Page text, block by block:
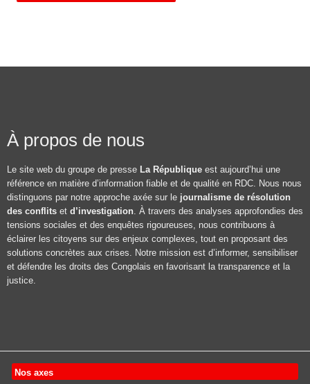
À propos de nous
Le site web du groupe de presse La République est aujourd’hui une
référence en matière d’information fiable et de qualité en RDC. Nous nous
distinguons par notre approche axée sur le journalisme de résolution
des conflits et d’investigation. À travers des analyses approfondies des
tensions sociales et des enquêtes rigoureuses, nous contribuons à
éclairer les citoyens sur des enjeux complexes, tout en proposant des
solutions concrètes aux crises. Notre mission est d’informer, sensibiliser
et défendre les droits des Congolais en favorisant la transparence et la
justice.
Nos axes